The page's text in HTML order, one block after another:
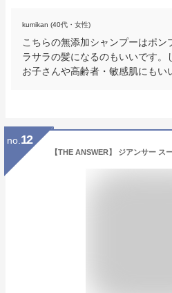
kumikan (40代・女性)
こちらの無添加シャンプーはポ
ラサラの髪になるのもいいです。
お子さんや高齢者・敏感肌にもい
no. 12